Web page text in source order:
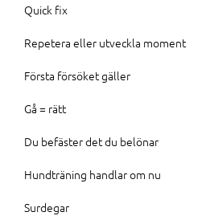
Quick fix
Repetera eller utveckla moment
Första försöket gäller
Gå = rätt
Du befäster det du belönar
Hundträning handlar om nu
Surdegar